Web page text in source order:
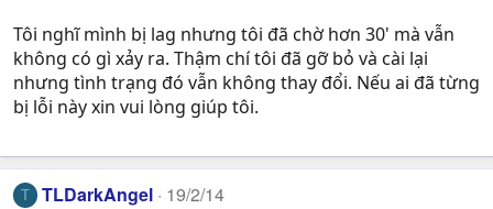
Tôi nghĩ mình bị lag nhưng tôi đã chờ hơn 30' mà vẫn
không có gì xảy ra. Thậm chí tôi đã gỡ bỏ và cài lại
nhưng tình trạng đó vẫn không thay đổi. Nếu ai đã từng
bị lỗi này xin vui lòng giúp tôi.
T TLDarkAngel 19/2/14